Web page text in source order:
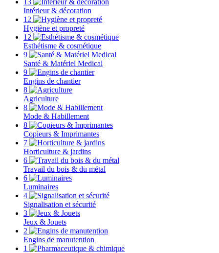
13
Intérieur & décoration
12
Hygiène et propreté
12
Esthétisme & cosmétique
9
Santé & Matériel Medical
9
Engins de chantier
8
Agriculture
8
Mode & Habillement
8
Copieurs & Imprimantes
7
Horticulture & jardins
6
Travail du bois & du métal
6
Luminaires
4
Signalisation et sécurité
3
Jeux & Jouets
2
Engins de manutention
1